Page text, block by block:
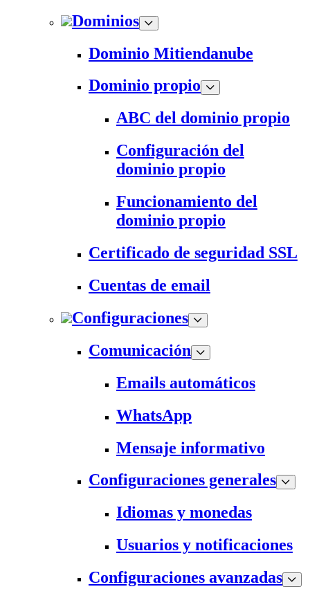
Dominios
Dominio Mitiendanube
Dominio propio
ABC del dominio propio
Configuración del
dominio propio
Funcionamiento del
dominio propio
Certificado de seguridad SSL
Cuentas de email
Configuraciones
Comunicación
Emails automáticos
WhatsApp
Mensaje informativo
Configuraciones generales
Idiomas y monedas
Usuarios y notificaciones
Configuraciones avanzadas